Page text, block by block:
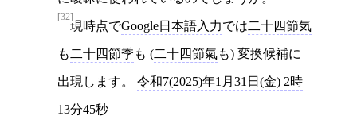
[32]
現時点でGoogle日本語入力では二十四節気
も二十四節季も (二十四節氣も) 変換候補に
出現します。 令和7(2025)年1月31日(金) 2時
13分45秒